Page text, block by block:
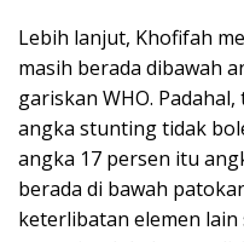
Lebih lanjut, Khofifah
masih berada dibawah
gariskan WHO.
angka stunting tidak
angka 17 persen itu
berada di bawah
keterlibatan elemen